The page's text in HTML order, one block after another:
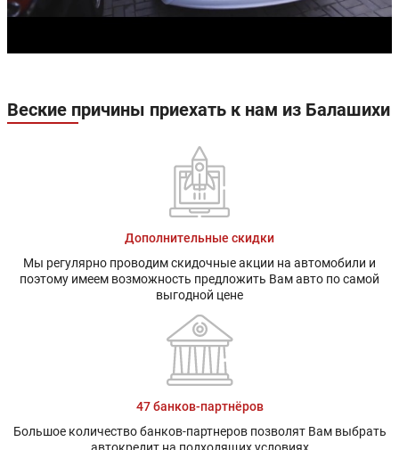
Веские причины приехать к нам из Балашихи
Дополнительные скидки
Мы регулярно проводим скидочные акции на автомобили и
поэтому имеем возможность предложить Вам авто по самой
выгодной цене
47 банков-партнёров
Большое количество банков-партнеров позволят Вам выбрать